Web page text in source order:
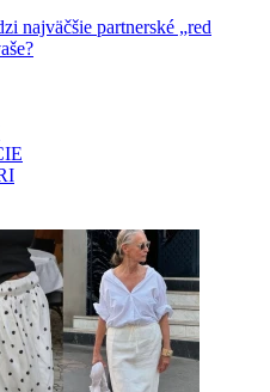
najväčšie partnerské „red